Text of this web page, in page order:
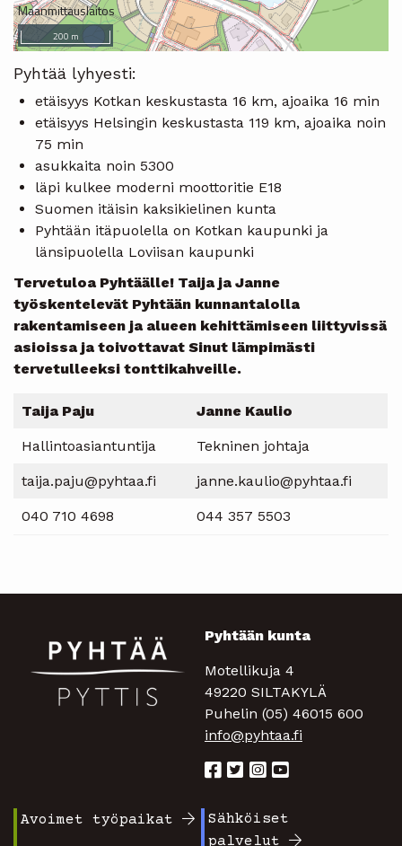
Pyhtää lyhyesti:
etäisyys Kotkan keskustasta 16 km, ajoaika 16 min
etäisyys Helsingin keskustasta 119 km, ajoaika noin
75 min
asukkaita noin 5300
läpi kulkee moderni moottoritie E18
Suomen itäisin kaksikielinen kunta
Pyhtään itäpuolella on Kotkan kaupunki ja
länsipuolella Loviisan kaupunki
Tervetuloa Pyhtäälle! Taija ja Janne
työskentelevät Pyhtään kunnantalolla
rakentamiseen ja alueen kehittämiseen liittyvissä
asioissa ja toivottavat Sinut lämpimästi
tervetulleeksi tonttikahveille.
Taija Paju Janne Kaulio
Hallintoasiantuntija Tekninen johtaja
taija.paju@pyhtaa.fi janne.kaulio@pyhtaa.fi
040 710 4698 044 357 5503
Pyhtään kunta
Motellikuja 4
49220 SILTAKYLÄ
Puhelin (05) 46015 600
info@pyhtaa.fi
Avoimet työpaikat
Footer
Sähköiset
palvelut